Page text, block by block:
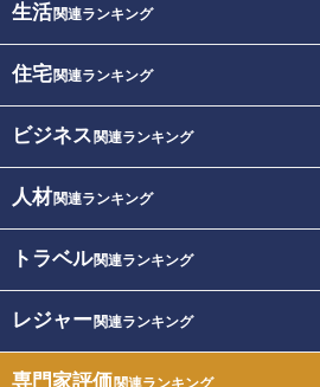
生活関連ランキング
住宅関連ランキング
ビジネス 関連ランキング
人材関連ランキング
トラベル関連ランキング
レジャー関連ランキング
専門家評価